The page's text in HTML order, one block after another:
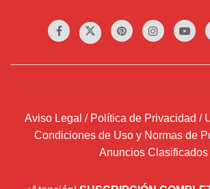
Aviso Legal / Política de Privacidad /
Condiciones de Uso y Normas de
Anuncios Clasificados